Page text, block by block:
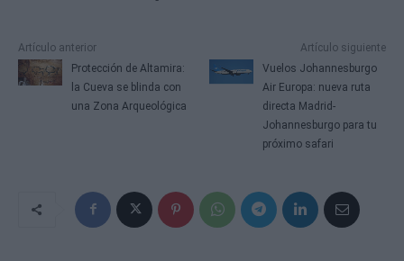
Artículo anterior
Protección de Altamira:
la Cueva se blinda con
una Zona Arqueológica
Artículo siguiente
Vuelos Johannesburgo
Air Europa: nueva ruta
directa Madrid-
Johannesburgo para tu
próximo safari